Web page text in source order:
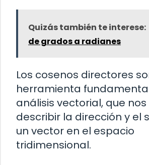
Quizás también te interese:
de grados a radianes
Los cosenos directores
herramienta
análisis vectorial, que
describir la dirección y el
un vector en el espacio
tridimensional.